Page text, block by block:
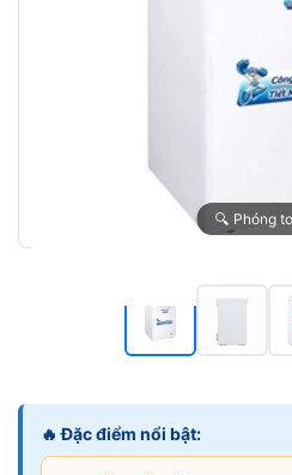
🔍 Phóng
🔥 Đặc điểm nổi bật: